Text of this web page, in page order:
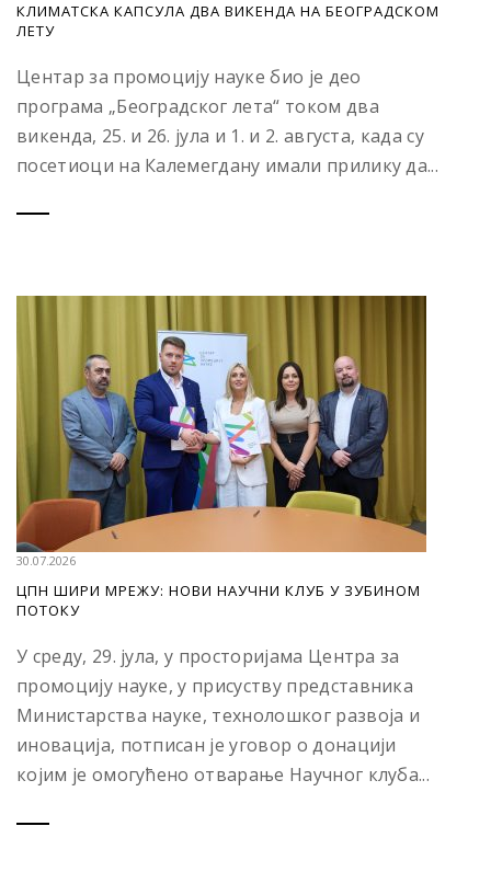
КЛИМАТСКА КАПСУЛА ДВА ВИКЕНДА НА БЕОГРАДСКОМ
ЛЕТУ
Центар за промоцију науке био је део
програма „Београдског лета“ током два
викенда, 25. и 26. јула и 1. и 2. августа, када су
посетиоци на Калемегдану имали прилику да...
30.07.2026
ЦПН ШИРИ МРЕЖУ: НОВИ НАУЧНИ КЛУБ У ЗУБИНОМ
ПОТОКУ
У среду, 29. јула, у просторијама Центра за
промоцију науке, у присуству представника
Министарства науке, технолошког развоја и
иновација, потписан је уговор о донацији
којим је омогућено отварање Научног клуба...